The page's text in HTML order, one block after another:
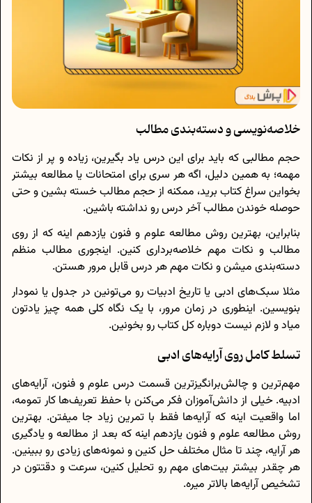
خلاصه‌نویسی و دسته‌بندی مطالب
حجم مطالبی که باید برای این درس یاد بگیرین، زیاده و پر از نکات
مهمه؛ به همین دلیل، اگه هر سری برای امتحانات یا مطالعه بیشتر
بخواین سراغ کتاب برید، ممکنه از حجم مطالب خسته بشین و حتی
حوصله خوندن مطالب آخر درس رو نداشته باشین.
بنابراین، بهترین روش مطالعه علوم و فنون یازدهم اینه که از روی
مطالب و نکات مهم خلاصه‌برداری کنین. اینجوری مطالب منظم
دسته‌بندی میشن و نکات مهم هر درس قابل مرور هستن.
مثلا سبک‌های ادبی یا تاریخ ادبیات رو می‌تونین در جدول یا نمودار
بنویسین. اینطوری در زمان مرور، با یک نگاه کلی همه‌ چیز یادتون
میاد و لازم نیست دوباره کل کتاب رو بخونین.
تسلط کامل روی آرایه‌های ادبی
مهم‌ترین و چالش‌برانگیزترین قسمت درس علوم و فنون، آرایه‌های
ادبیه. خیلی از دانش‌آموزان فکر می‌کنن با حفظ تعریف‌ها کار تمومه،
اما واقعیت اینه که آرایه‌ها فقط با تمرین زیاد جا میفتن. بهترین
روش مطالعه علوم و فنون یازدهم اینه که بعد از مطالعه و یادگیری
هر آرایه، چند تا مثال مختلف حل کنین و نمونه‌های زیادی رو ببینین.
هر چقدر بیشتر بیت‌های مهم رو تحلیل کنین، سرعت و دقتتون در
تشخیص آرایه‌ها بالاتر میره.